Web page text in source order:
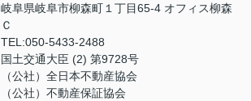
岐阜県岐阜市柳森町１丁目65-4 オフィス柳森
Ｃ
TEL:050-5433-2488
国土交通大臣 (2) 第9728号
（公社）全日本不動産協会
（公社）不動産保証協会